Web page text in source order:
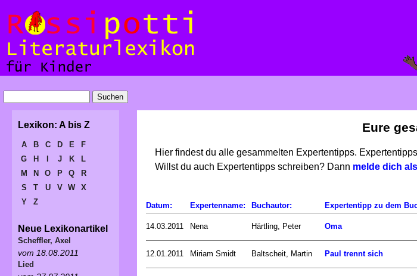
Eure
Hier findest du alle gesammelten Expertentipps.
Willst du auch Expertentipps schreiben? Dann melde dich
Datum: Expertenname: Buchautor: Expertentipp zu dem
14.03.2011 Nena Härtling, Peter Oma
12.01.2011 Miriam Smidt Baltscheit, Martin Paul trennt sich
Lexikon: A bis Z
A B C D E
F
G
H J K
L
M
N O P Q
R
S
T U V W
X
Y
Z
Neue Lexikonartikel
Scheffler, Axel
vom 18.08.2011
Lied